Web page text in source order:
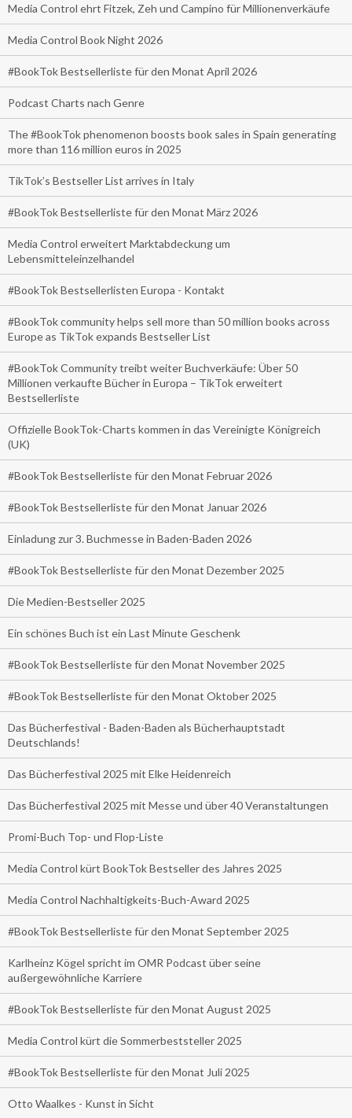
Media Control ehrt Fitzek, Zeh und Campino für Millionenverkäufe
Media Control Book Night 2026
#BookTok Bestsellerliste für den Monat April 2026
Podcast Charts nach Genre
The #BookTok phenomenon boosts book sales in Spain generating
more than 116 million euros in 2025
TikTok’s Bestseller List arrives in Italy
#BookTok Bestsellerliste für den Monat März 2026
Media Control erweitert Marktabdeckung um
Lebensmitteleinzelhandel
#BookTok Bestsellerlisten Europa - Kontakt
#BookTok community helps sell more than 50 million books across
Europe as TikTok expands Bestseller List
#BookTok Community treibt weiter Buchverkäufe: Über 50
Millionen verkaufte Bücher in Europa – TikTok erweitert
Bestsellerliste
Offizielle BookTok-Charts kommen in das Vereinigte Königreich
(UK)
#BookTok Bestsellerliste für den Monat Februar 2026
#BookTok Bestsellerliste für den Monat Januar 2026
Einladung zur 3. Buchmesse in Baden-Baden 2026
#BookTok Bestsellerliste für den Monat Dezember 2025
Die Medien-Bestseller 2025
Ein schönes Buch ist ein Last Minute Geschenk
#BookTok Bestsellerliste für den Monat November 2025
#BookTok Bestsellerliste für den Monat Oktober 2025
Das Bücherfestival - Baden-Baden als Bücherhauptstadt
Deutschlands!
Das Bücherfestival 2025 mit Elke Heidenreich
Das Bücherfestival 2025 mit Messe und über 40 Veranstaltungen
Promi-Buch Top- und Flop-Liste
Media Control kürt BookTok Bestseller des Jahres 2025
Media Control Nachhaltigkeits-Buch-Award 2025
#BookTok Bestsellerliste für den Monat September 2025
Karlheinz Kögel spricht im OMR Podcast über seine
außergewöhnliche Karriere
#BookTok Bestsellerliste für den Monat August 2025
Media Control kürt die Sommerbeststeller 2025
#BookTok Bestsellerliste für den Monat Juli 2025
Otto Waalkes - Kunst in Sicht